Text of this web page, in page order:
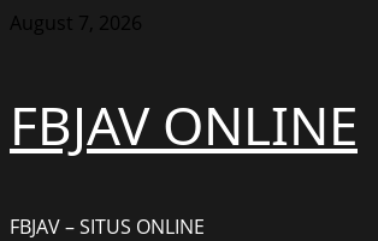
Skip
August 7, 2026
FBJAV ONLINE
FBJAV – SITUS ONLINE